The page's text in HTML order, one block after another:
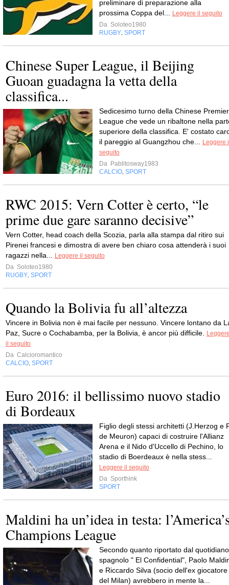
preliminare di preparazione alla
prossima Coppa del...
Leggere il seguito
Da Soloteo1980
RUGBY SPORT
Chinese Super League, il Beijing
Guoan guadagna la vetta della
classifica...
Sedicesimo turno della Chinese Premier
League che vede un ribaltone nella
superiore della classifica. E' costato
il pareggio al Guangzhou che...
Leggere
seguito
Da Pablitosway1983
CALCIO SPORT
RWC 2015: Vern Cotter è certo, “le
prime due gare saranno decisive”
Vern Cotter, head coach della Scozia, parla alla stampa dal ritiro sui
Pirenei francesi e dimostra di avere ben chiaro cosa attenderà i suoi
ragazzi nella...
Leggere il seguito
Da Soloteo1980
RUGBY SPORT
Quando la Bolivia fu all’altezza
Vincere in Bolivia non è mai facile per nessuno. Vincere lontano da
Paz, Sucre o Cochabamba, per la Bolivia, è ancor più difficile.
il seguito
Da Calcioromantico
CALCIO SPORT
Euro 2016: il bellissimo nuovo stadio
di Bordeaux
Figlio degli stessi architetti (J.Herzog e
de Meuron) capaci di costruire l'Allianz
Arena e il Nido d'Uccello di Pechino, lo
stadio di Boerdeaux è nella stess...
Leggere il seguito
Da Sporthink
SPORT
Maldini ha un’idea in testa:
Champions League
Secondo quanto riportato dal quotidiano
spagnolo " El Confidential", Paolo
e Riccardo Silva (socio dell'ex giocatore
del Milan) avrebbero in mente la...